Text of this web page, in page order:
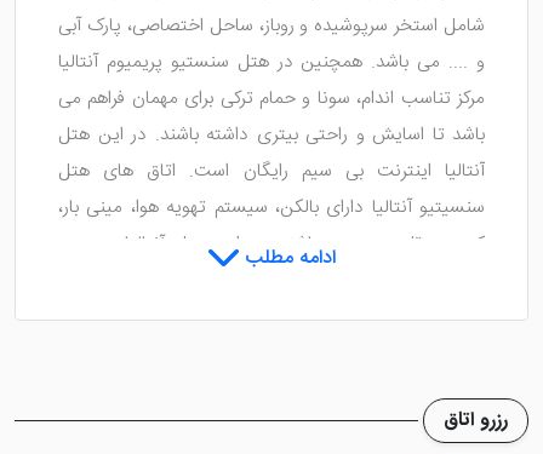
شامل استخر سرپوشیده و روباز، ساحل اختصاصی، پارک آبی
و .... می باشد. همچنین در هتل سنستیو پریمیوم آنتالیا
مرکز تناسب اندام، سونا و حمام ترکی برای مهمان فراهم می
باشد تا اسایش و راحتی بیتری داشته باشند. در این هتل
آنتالیا اینترنت بی سیم رایگان است. اتاق های هتل
سنسیتیو آنتالیا دارای بالکن، سیستم تهویه هوا، مینی بار،
کتری و تلویزیون می باشند. در این هتل آنتالیا سرویس
ضروری و سشوار می‌باشد.صبحانه در هتل سنسیتیو آنتالیا به
کند.هتل سنسیتیو پریمیوم ریزورت اند اسپا آنتالیا برای
ادامه مطلب
رزرو اتاق